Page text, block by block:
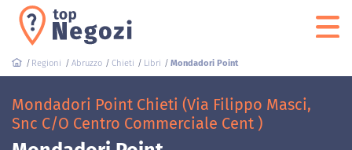
Regioni Abruzzo Chieti Libri Mondadori Point
Mondadori Point Chieti (Via Filippo Masci,
Snc C/O Centro Commerciale Cent )